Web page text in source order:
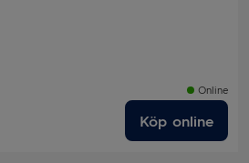
Online
Köp online